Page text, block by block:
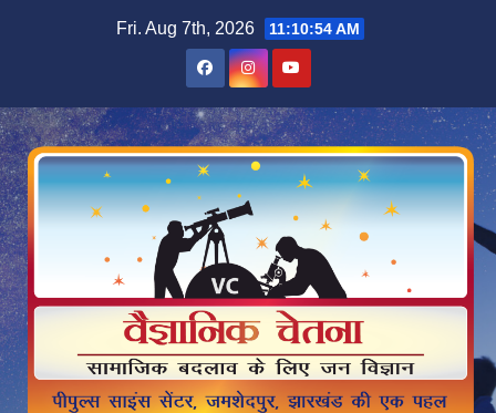
Fri. Aug 7th, 2026 11:10:55 AM